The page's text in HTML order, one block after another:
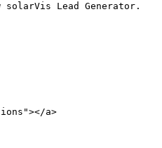
solarVis Lead Generator.
a>